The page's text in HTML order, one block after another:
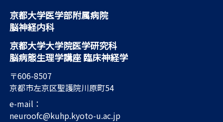
京都大学医学部附属病院
脳神経内科
京都大学大学院医学研究科
脳病態生理学講座 臨床神経学
〒606-8507
京都市左京区聖護院川原町54
e-mail：
neuroofc@kuhp.kyoto-u.ac.jp